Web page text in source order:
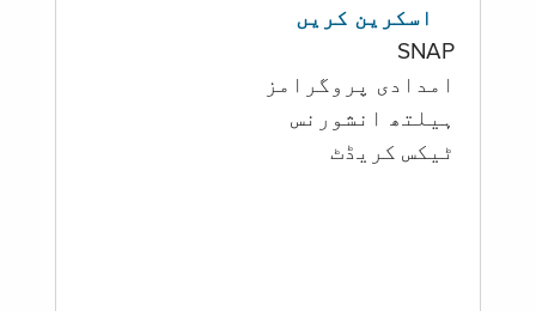
اسکرین کریں
SNAP
امدادی پروگرامز
‏ہیلتھ انشورنس
ٹیکس کریڈٹ